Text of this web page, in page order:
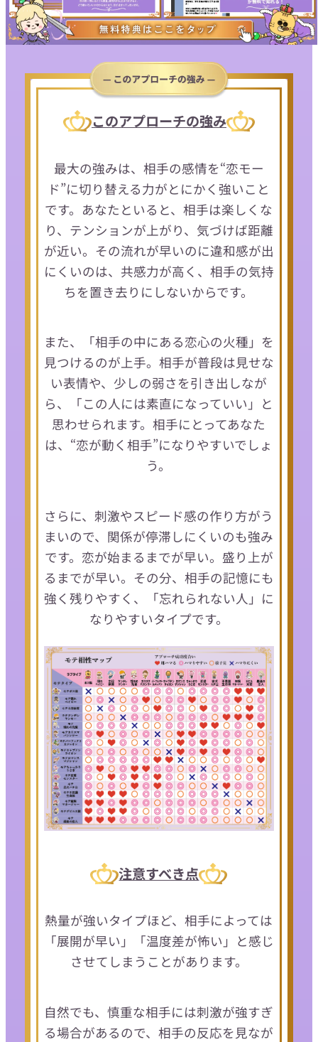
このアプローチの強み
最大の強みは、相手の感情を“恋モー
ド”に切り替える力がとにかく強いこと
です。あなたといると、相手は楽しくな
り、テンションが上がり、気づけば距離
が近い。その流れが早いのに違和感が出
にくいのは、共感力が高く、相手の気持
ちを置き去りにしないからです。
また、「相手の中にある恋心の火種」を
見つけるのが上手。相手が普段は見せな
い表情や、少しの弱さを引き出しなが
ら、「この人には素直になっていい」と
思わせられます。相手にとってあなた
は、“恋が動く相手”になりやすいでしょ
う。
さらに、刺激やスピード感の作り方がう
まいので、関係が停滞しにくいのも強み
です。恋が始まるまでが早い。盛り上が
るまでが早い。その分、相手の記憶にも
強く残りやすく、「忘れられない人」に
なりやすいタイプです。
注意すべき点
熱量が強いタイプほど、相手によっては
「展開が早い」「温度差が怖い」と感じ
させてしまうことがあります。
自然でも、慎重な相手には刺激が強すぎ
る場合があるので、相手の反応を見なが